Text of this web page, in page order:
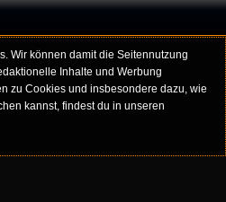
Wir können damit die Seitennutzung
Inhalte und Werbung
zu Cookies und insbesondere dazu, wie
kannst, findest du in unseren